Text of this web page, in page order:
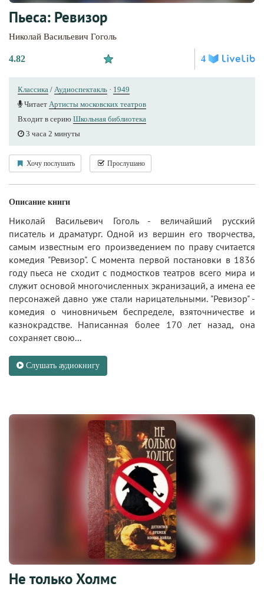
Пьеса: Ревизор
Николай Васильевич Гоголь
4.82 4
Классика / Аудиоспектакль · 1949
Читает Артисты московских театров
Входит в серию Школьная библиотека
3 часа 2 минуты
Хочу послушать Прослушано
Описание книги
Николай Васильевич Гоголь - величайший русский
писатель и драматург. Одной из вершин его творчества,
самым известным его произведением по праву считается
комедия "Ревизор". С момента первой постановки в 1836
году пьеса не сходит с подмостков театров всего мира и
служит основой многочисленных экранизаций, а имена ее
персонажей давно уже стали нарицательными. "Ревизор" -
комедия о чиновничьем беспределе, взяточничестве и
казнокрадстве. Написанная более 170 лет назад, она
сохраняет свою...
Слушать аудиокнигу
Не только Холмс